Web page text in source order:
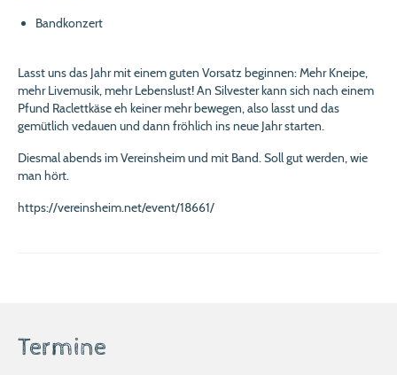
Bandkonzert
Lasst uns das Jahr mit einem guten Vorsatz beginnen: Mehr Kneipe,
mehr Livemusik, mehr Lebenslust! An Silvester kann sich nach einem
Pfund Raclettkäse eh keiner mehr bewegen, also lasst und das
gemütlich vedauen und dann fröhlich ins neue Jahr starten.
Diesmal abends im Vereinsheim und mit Band. Soll gut werden, wie
man hört.
https://vereinsheim.net/event/18661/
Termine